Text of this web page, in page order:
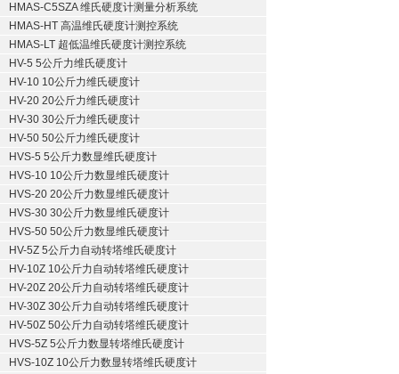
HMAS-C5SZA 维氏硬度计测量分析系统
HMAS-HT 高温维氏硬度计测控系统
HMAS-LT 超低温维氏硬度计测控系统
HV-5 5公斤力维氏硬度计
HV-10 10公斤力维氏硬度计
HV-20 20公斤力维氏硬度计
HV-30 30公斤力维氏硬度计
HV-50 50公斤力维氏硬度计
HVS-5 5公斤力数显维氏硬度计
HVS-10 10公斤力数显维氏硬度计
HVS-20 20公斤力数显维氏硬度计
HVS-30 30公斤力数显维氏硬度计
HVS-50 50公斤力数显维氏硬度计
HV-5Z 5公斤力自动转塔维氏硬度计
HV-10Z 10公斤力自动转塔维氏硬度计
HV-20Z 20公斤力自动转塔维氏硬度计
HV-30Z 30公斤力自动转塔维氏硬度计
HV-50Z 50公斤力自动转塔维氏硬度计
HVS-5Z 5公斤力数显转塔维氏硬度计
HVS-10Z 10公斤力数显转塔维氏硬度计